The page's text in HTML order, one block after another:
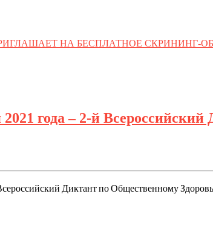
НА БЕСПЛАТНОЕ СКРИНИНГ-
года – 2-й Всероссийский
Диктант по Общественному